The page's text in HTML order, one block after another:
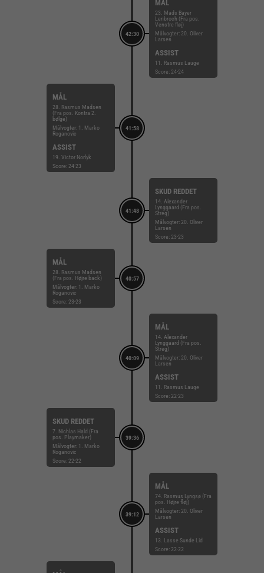
42:30
MÅL
23. Mads Bayer
Lenbroch (Fra pos.
Venstre fløj)
Målvogter: 20. Oliver
Larsen
ASSIST
11. Rasmus Lauge
Score: 24-24
41:58
MÅL
28. Rasmus Madsen
(Fra pos. Kontra 2.
bølge)
Målvogter: 1. Marko
Roganovic
ASSIST
19. Victor Norlyk
Score: 24-23
41:48
SKUD REDDET
14. Alexander
Lynggaard (Fra pos.
Streg)
Målvogter: 20. Oliver
Larsen
Score: 23-23
40:57
MÅL
28. Rasmus Madsen
(Fra pos. Højre back)
Målvogter: 1. Marko
Roganovic
Score: 23-23
40:09
MÅL
14. Alexander
Lynggaard (Fra pos.
Streg)
Målvogter: 20. Oliver
Larsen
ASSIST
11. Rasmus Lauge
Score: 22-23
39:36
SKUD REDDET
7. Nichlas Hald (Fra
pos. Playmaker)
Målvogter: 1. Marko
Roganovic
Score: 22-22
39:12
MÅL
74. Rasmus Lyngsø (Fra
pos. Højre fløj)
Målvogter: 20. Oliver
Larsen
ASSIST
13. Lasse Sunde Lid
Score: 22-22